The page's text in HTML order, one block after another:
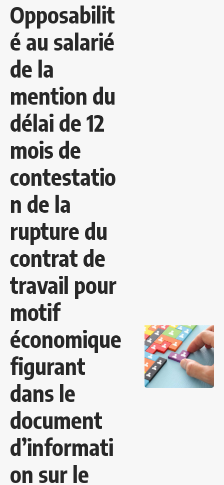
Opposabilit
é au salarié
de la
mention du
délai de 12
mois de
contestatio
n de la
rupture du
contrat de
travail pour
motif
économique
figurant
dans le
document
d’informati
on sur le